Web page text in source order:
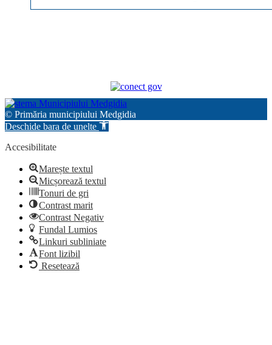
© Primăria municipiului Medgidia
Deschide bara de unelte
Accesibilitate
Marește textul
Micșorează textul
Tonuri de gri
Contrast marit
Contrast Negativ
Fundal Lumios
Linkuri subliniate
Font lizibil
Resetează